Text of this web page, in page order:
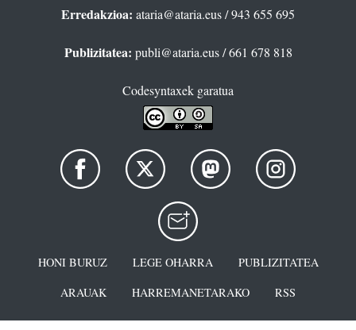
Erredakzioa: ataria@ataria.eus/ 943 655 695
Publizitatea: publi@ataria.eus/ 661 678 818
Codesyntaxek garatua
HONI BURUZ LEGE OHARRA
PUBLIZITATEA
ARAUAK
HARREMANETARAKO RSS